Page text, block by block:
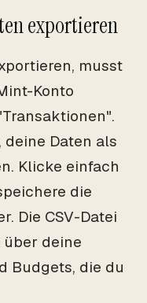
exportieren
musst
Konto
Daten als
Klicke einfach
die
Die CSV-Datei
deine
Budgets, die du